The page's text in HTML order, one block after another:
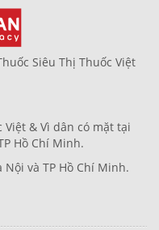
Siêu Thị Thuốc Việt
Việt & Vì dân có mặt tại
Hồ Chí Minh.
và TP Hồ Chí Minh.